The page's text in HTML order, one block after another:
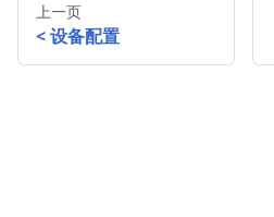
上一页
设备配置